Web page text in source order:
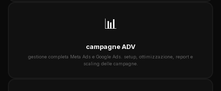
📊
campagne ADV
gestione completa Meta Ads e Google Ads. setup, ottimizzazione, report e
scaling delle campagne.